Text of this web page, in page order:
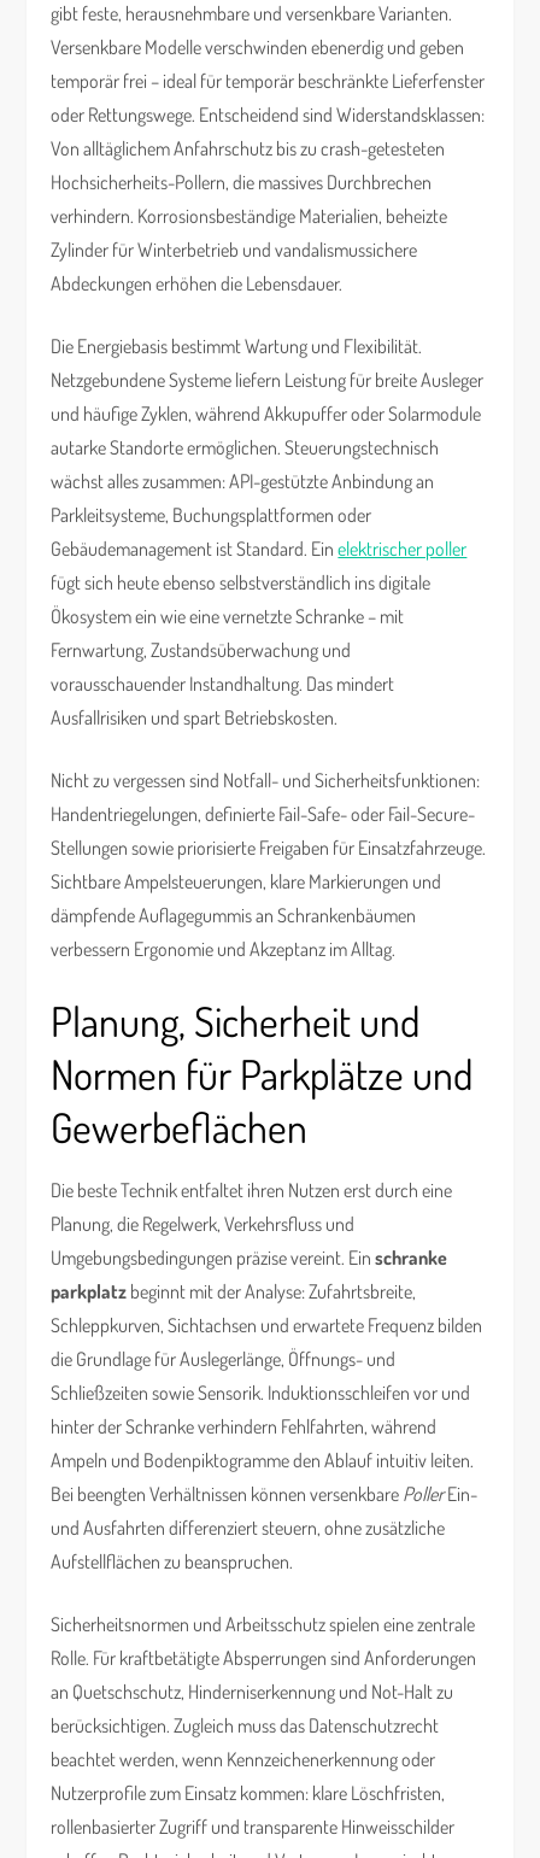
gibt feste, herausnehmbare und versenkbare Varianten.
Versenkbare Modelle verschwinden ebenerdig und geben
temporär frei – ideal für temporär beschränkte Lieferfenster
oder Rettungswege. Entscheidend sind Widerstandsklassen:
Von alltäglichem Anfahrschutz bis zu crash-getesteten
Hochsicherheits-Pollern, die massives Durchbrechen
verhindern. Korrosionsbeständige Materialien, beheizte
Zylinder für Winterbetrieb und vandalismussichere
Abdeckungen erhöhen die Lebensdauer.
Die Energiebasis bestimmt Wartung und Flexibilität.
Netzgebundene Systeme liefern Leistung für breite Ausleger
und häufige Zyklen, während Akkupuffer oder Solarmodule
autarke Standorte ermöglichen. Steuerungstechnisch
wächst alles zusammen: API-gestützte Anbindung an
Parkleitsysteme, Buchungsplattformen oder
Gebäudemanagement ist Standard. Einelektrischer poller
fügt sich heute ebenso selbstverständlich ins digitale
Ökosystem ein wie eine vernetzte Schranke – mit
Fernwartung, Zustandsüberwachung und
vorausschauender Instandhaltung. Das mindert
Ausfallrisiken und spart Betriebskosten.
Nicht zu vergessen sind Notfall- und Sicherheitsfunktionen:
Handentriegelungen, definierte Fail-Safe- oder Fail-Secure-
Stellungen sowie priorisierte Freigaben für Einsatzfahrzeuge.
Sichtbare Ampelsteuerungen, klare Markierungen und
dämpfende Auflagegummis an Schrankenbäumen
verbessern Ergonomie und Akzeptanz im Alltag.
Planung, Sicherheit und
Normen für Parkplätze und
Gewerbeflächen
Die beste Technik entfaltet ihren Nutzen erst durch eine
Planung, die Regelwerk, Verkehrsfluss und
Umgebungsbedingungen präzise vereint. Einschranke
parkplatz beginnt mit der Analyse: Zufahrtsbreite,
Schleppkurven, Sichtachsen und erwartete Frequenz bilden
die Grundlage für Auslegerlänge, Öffnungs- und
Schließzeiten sowie Sensorik. Induktionsschleifen vor und
hinter der Schranke verhindern Fehlfahrten, während
Ampeln und Bodenpiktogramme den Ablauf intuitiv leiten.
Bei beengten Verhältnissen können versenkbare PollerEin-
und Ausfahrten differenziert steuern, ohne zusätzliche
Aufstellflächen zu beanspruchen.
Sicherheitsnormen und Arbeitsschutz spielen eine zentrale
Rolle. Für kraftbetätigte Absperrungen sind Anforderungen
an Quetschschutz, Hinderniserkennung und Not-Halt zu
berücksichtigen. Zugleich muss das Datenschutzrecht
beachtet werden, wenn Kennzeichenerkennung oder
Nutzerprofile zum Einsatz kommen: klare Löschfristen,
rollenbasierter Zugriff und transparente Hinweisschilder